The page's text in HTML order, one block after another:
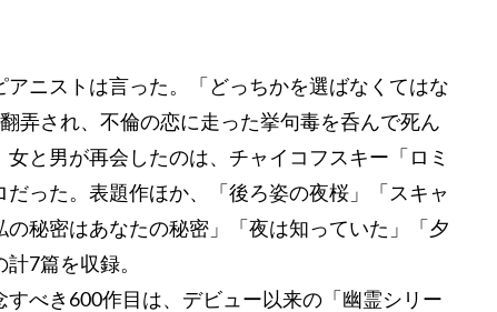
ニストは言った。「どっちかを選ばなくてはな
弄され、不倫の恋に走った挙句毒を呑んで死ん
と男が再会したのは、チャイコフスキー「ロミ
った。表題作ほか、「後ろ姿の夜桜」「スキャ
秘密はあなたの秘密」「夜は知っていた」「夕
7篇を収録。
すべき600作目は、デビュー以来の「幽霊シリー